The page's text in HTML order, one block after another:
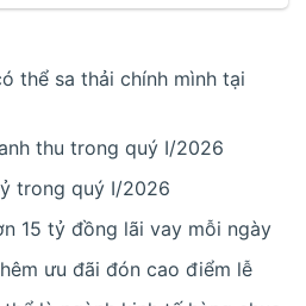
thể sa thải chính mình tại
thu trong quý I/2026
trong quý I/2026
15 tỷ đồng lãi vay mỗi ngày
ưu đãi đón cao điểm lễ